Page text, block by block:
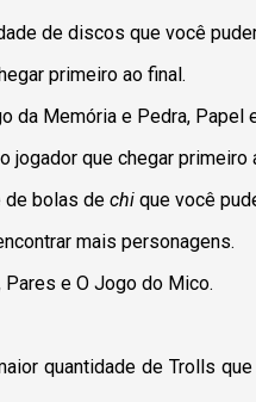
de discos que você
primeiro ao final.
da Memória e Pedra, Papel
jogador que chegar primeiro
de bolas de chi que você
mais personagens.
Pares e O Jogo do Mico.
quantidade de Trolls